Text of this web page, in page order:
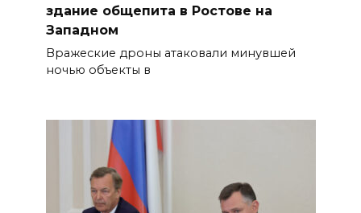
здание общепита в Ростове на
Западном
Вражеские дроны атаковали минувшей
ночью объекты в